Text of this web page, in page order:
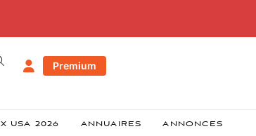
Premium
USA 2026 ANNUAIRES ANNONCES